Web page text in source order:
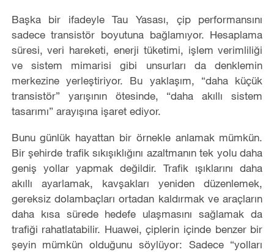
Başka bir ifadeyle Tau Yasası, çip performansını
sadece transistör boyutuna bağlamıyor. Hesaplama
süresi, veri hareketi, enerji tüketimi, işlem verimliliği
ve sistem mimarisi gibi unsurları da denklemin
merkezine yerleştiriyor. Bu yaklaşım, “daha küçük
transistör” yarışının ötesinde, “daha akıllı sistem
tasarımı” arayışına işaret ediyor.
Bunu günlük hayattan bir örnekle anlamak mümkün.
Bir şehirde trafik sıkışıklığını azaltmanın tek yolu daha
geniş yollar yapmak değildir. Trafik ışıklarını daha
akıllı ayarlamak, kavşakları yeniden düzenlemek,
gereksiz dolambaçları ortadan kaldırmak ve araçların
daha kısa sürede hedefe ulaşmasını sağlamak da
trafiği rahatlatabilir. Huawei, çiplerin içinde benzer bir
şeyin mümkün olduğunu söylüyor: Sadece “yolları